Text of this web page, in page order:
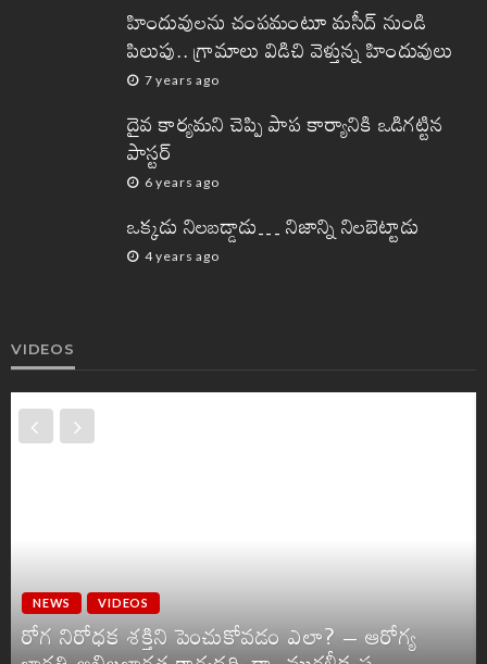
హిందువులను చంపమంటూ మసీద్ నుండి
పిలుపు.. గ్రామాలు విడిచి వెళ్తున్న హిందువులు
7 years ago
దైవ కార్యమని చెప్పి పాప కార్యానికి ఒడిగట్టిన
పాస్టర్
6 years ago
ఒక్కడు నిలబడ్డాడు… నిజాన్ని నిలబెట్టాడు
4 years ago
VIDEOS
NEWS VIDEOS
రోగ నిరోధక శక్తిని పెంచుకోవడం ఎలా? – ఆరోగ్య